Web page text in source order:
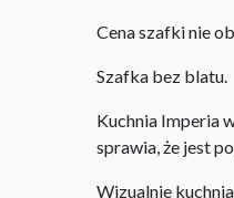
Cena szafki nie
Szafka bez blatu.
Kuchnia Imperia
sprawia, że jest
Wizualnie